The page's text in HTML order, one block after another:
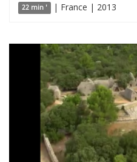
22 min ' | France | 2013